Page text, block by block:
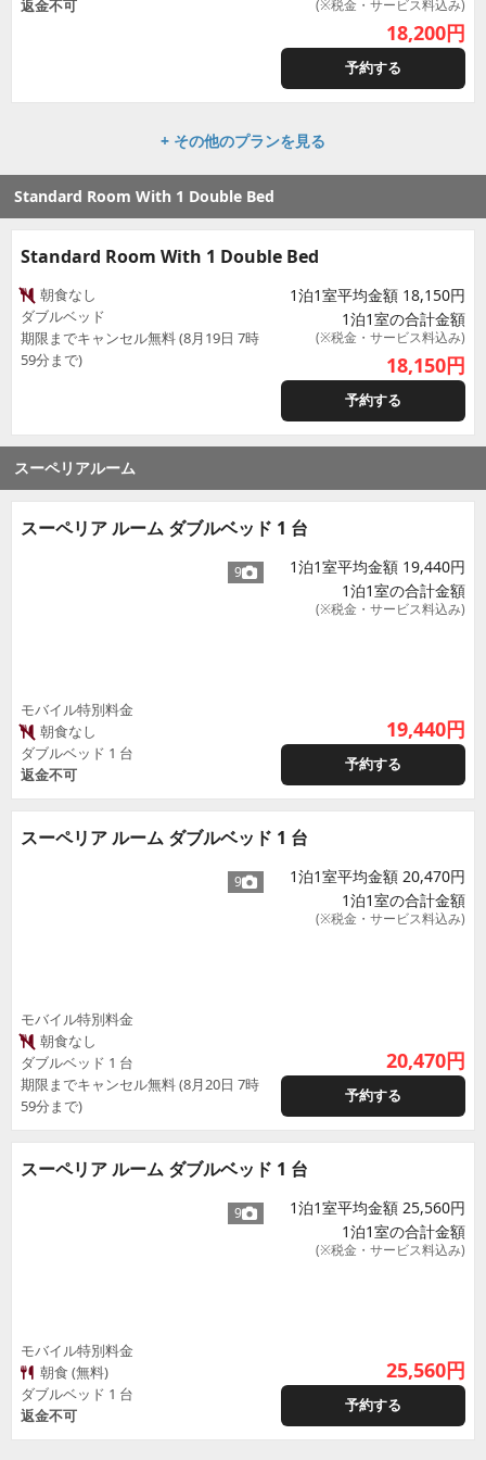
返金不可 (※税金・サービス料込み)
18,200円
予約する
+ その他のプランを見る
Standard Room With 1 Double Bed
Standard Room With 1 Double Bed
朝食なし
ダブルベッド
期限までキャンセル無料 (8月19日 7時
59分まで)
1泊1室平均金額 18,150円
1泊1室の合計金額
(※税金・サービス料込み)
18,150円
予約する
スーペリアルーム
スーペリア ルーム ダブルベッド 1 台
9
モバイル特別料金
朝食なし
ダブルベッド 1 台
返金不可
1泊1室平均金額 19,440円
1泊1室の合計金額
(※税金・サービス料込み)
19,440円
予約する
スーペリア ルーム ダブルベッド 1 台
9
モバイル特別料金
朝食なし
ダブルベッド 1 台
期限までキャンセル無料 (8月20日 7時
59分まで)
1泊1室平均金額 20,470円
1泊1室の合計金額
(※税金・サービス料込み)
20,470円
予約する
スーペリア ルーム ダブルベッド 1 台
9
モバイル特別料金
朝食 (無料)
ダブルベッド 1 台
返金不可
1泊1室平均金額 25,560円
1泊1室の合計金額
(※税金・サービス料込み)
25,560円
予約する